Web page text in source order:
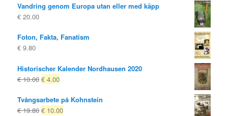
var:
är:
Vandring genom Europa utan eller med käpp
€ 20.00
Foton, Fakta, Fanatism
€ 9.80
Historischer Kalender Nordhausen 2020
€10.00 Ursprungligt
var:
€ 10.00
€ 4.00Nuvarande
är:
€ 4.00.
Tvångsarbete på Kohnstein
€19.80 Ursprungligt
€ 10.00Nuvarande